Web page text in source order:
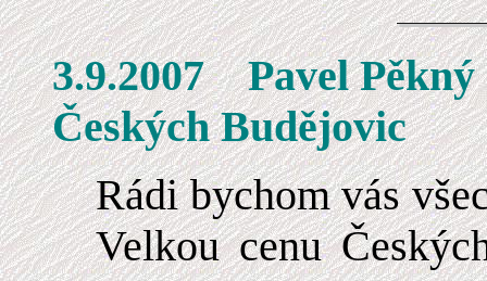
3.9.2007 Pavel
Českých Budějovic
Rádi bychom vás
Velkou cenu